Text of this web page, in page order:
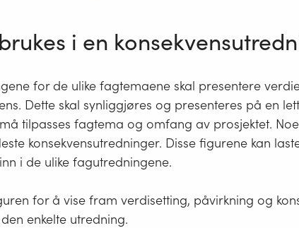
i en
for de ulike fagtemaene skal presentere
Dette skal synliggjøres og presenteres på en
tilpasses fagtema og omfang av prosjektet.
konsekvensutredninger. Disse figurene kan
i de ulike fagutredningene.
for å vise fram verdisetting, påvirkning og
enkelte utredning.